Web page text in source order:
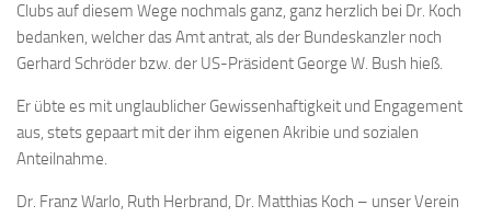
Anfahrt
Vorstand
Mitglied werden
Satzung
Datenschutzordnung
Clubs auf diesem Wege nochmals ganz, ganz herzlich bei Dr. Koch
bedanken, welcher das Amt antrat, als der Bundeskanzler noch
Gerhard Schröder bzw. der US-Präsident George W. Bush hieß.
Er übte es mit unglaublicher Gewissenhaftigkeit und Engagement
aus, stets gepaart mit der ihm eigenen Akribie und sozialen
Anteilnahme.
Dr. Franz Warlo, Ruth Herbrand, Dr. Matthias Koch – unser Verein